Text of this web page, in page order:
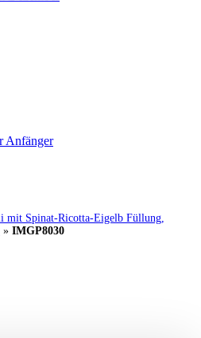
Anfänger
mit Spinat-Ricotta-Eigelb Füllung,
» IMGP8030